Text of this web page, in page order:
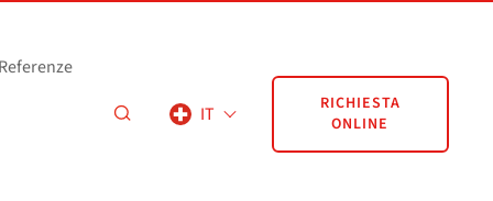
Referenze
IT
RICHIESTA
ONLINE